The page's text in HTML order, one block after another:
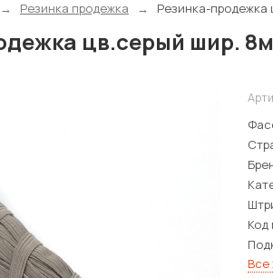
Резинка продежка Резинка-продежка
цв.серый шир.
Код
Все